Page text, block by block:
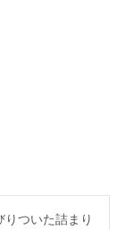
ついた詰まり